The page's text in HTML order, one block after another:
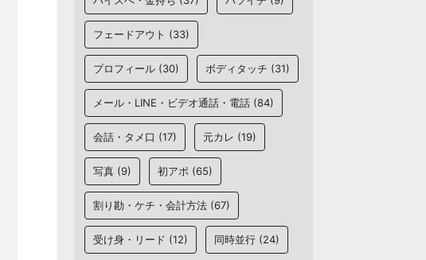
フェードアウト (33)
プロフィール (30) ボディタッチ (31)
メール・LINE・ビデオ通話・電話 (84)
会話・タメ口 (17) 元カレ (19)
写真 (9) 初アポ (65)
割り勘・ケチ・会計方法 (67)
受け身・リード (12) 同時並行 (24)